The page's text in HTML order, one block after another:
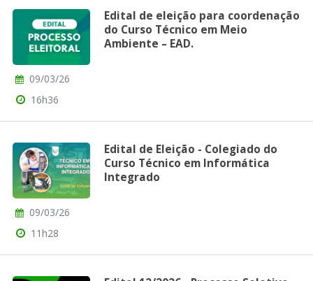
Edital de eleição para coordenação
do Curso Técnico em Meio
Ambiente – EAD.
09/03/26
16h36
Edital de Eleição - Colegiado do
Curso Técnico em Informática
Integrado
09/03/26
11h28